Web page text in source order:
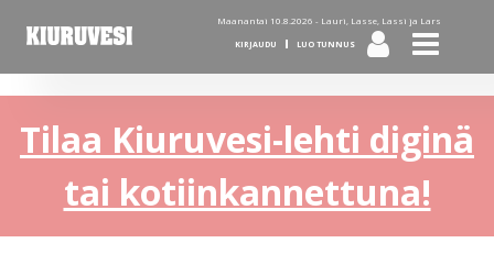
Maanantai 10.8.2026 - Lauri, Lasse, Lassi ja Lars
KIRJAUDU LUO TUNNUS
Tilaa Kiuruvesi-lehti diginä
tai kotiinkannettuna!